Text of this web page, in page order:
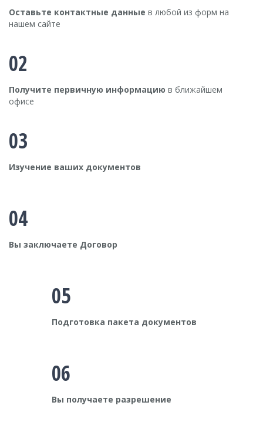
Оставьте контактные данные в любой из форм на
нашем сайте
02
Получите первичную информацию в ближайшем
офисе
03
Изучение ваших документов
04
Вы заключаете Договор
05
Подготовка пакета документов
06
Вы получаете разрешение